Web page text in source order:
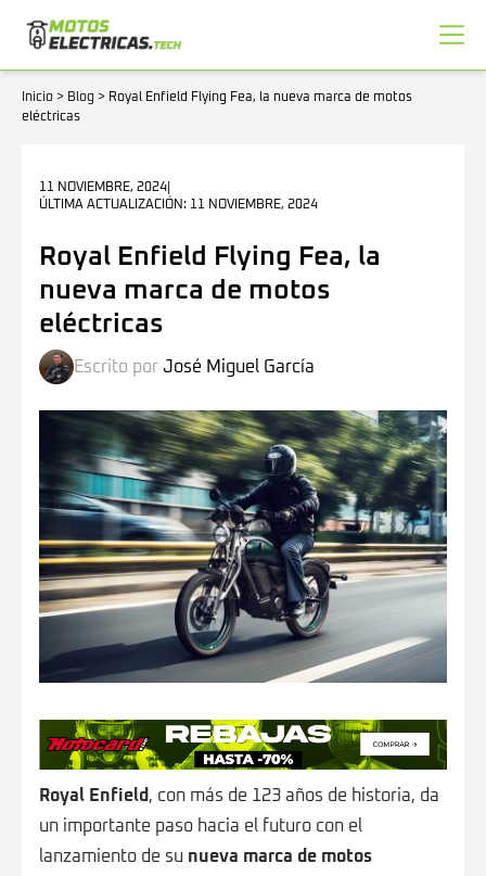
Inicio > Blog > Royal Enfield Flying Fea, la nueva marca de motos
eléctricas
11 NOVIEMBRE, 2024
ÚLTIMA ACTUALIZACIÓN: 11 NOVIEMBRE, 2024
Royal Enfield Flying Fea, la
nueva marca de motos
eléctricas
Escrito por José Miguel García
Royal Enfield , con más de 123 años de historia, da
un importante paso hacia el futuro con el
lanzamiento de su nueva marca de motos